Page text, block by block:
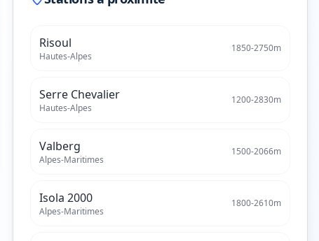
Risoul
Hautes-Alpes
1850-2750m
Serre Chevalier
Hautes-Alpes
1200-2830m
Valberg
Alpes-Maritimes
1500-2066m
Isola 2000
Alpes-Maritimes
1800-2610m